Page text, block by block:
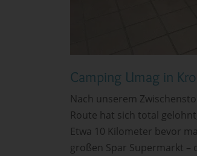
Camping Umag in
Nach unserem
Route hat sich total
Etwa 10 Kilometer bevor
großen Spar Supermarkt –